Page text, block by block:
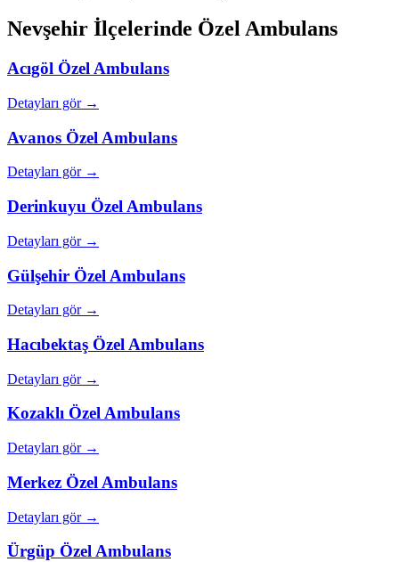
Nevşehir İlçelerinde Özel Ambulans
Acıgöl Özel Ambulans
Detayları gör →
Avanos Özel Ambulans
Detayları gör →
Derinkuyu Özel Ambulans
Detayları gör →
Gülşehir Özel Ambulans
Detayları gör →
Hacıbektaş Özel Ambulans
Detayları gör →
Kozaklı Özel Ambulans
Detayları gör →
Merkez Özel Ambulans
Detayları gör →
Ürgüp Özel Ambulans